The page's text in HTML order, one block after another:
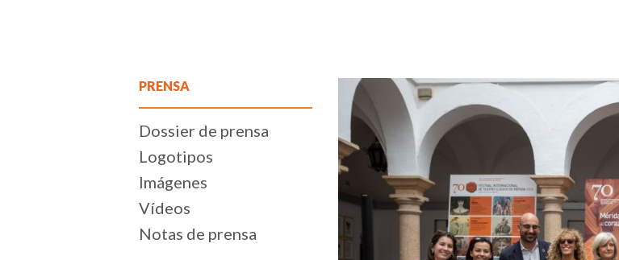
PRENSA
Dossier de prensa
Logotipos
Imágenes
Vídeos
Notas de prensa